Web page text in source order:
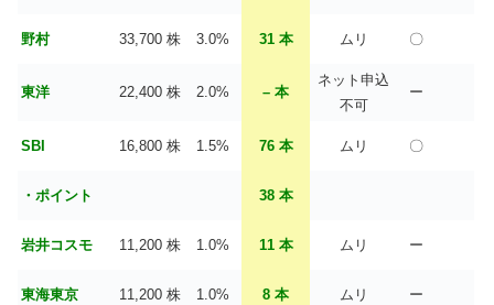
野村 33,700 株 3.0% 31 本 ムリ 〇
東洋 22,400 株 2.0% – 本
ネット申込
不可
ー
SBI 16,800 株 1.5% 76 本 ムリ 〇
・ポイント 38 本
岩井コスモ 11,200 株 1.0% 11 本 ムリ ー
東海東京 11,200 株 1.0% 8 本 ムリ ー